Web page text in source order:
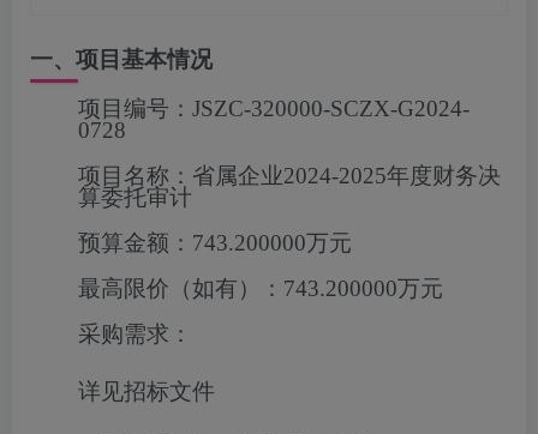
一、项目基本情况
项目编号： JSZC-320000-SCZX-G2024-
0728
项目名称： 省属企业2024-2025年度财务决
算委托审计
预算金额： 743.200000万元
最高限价（如有）： 743.200000万元
采购需求：
详见招标文件